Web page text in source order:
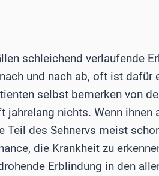
schleichend verlaufende
und nach ab, oft ist dafür
selbst bemerken von
nichts. Wenn
des Sehnervs meist
die Krankheit zu
Erblindung in den